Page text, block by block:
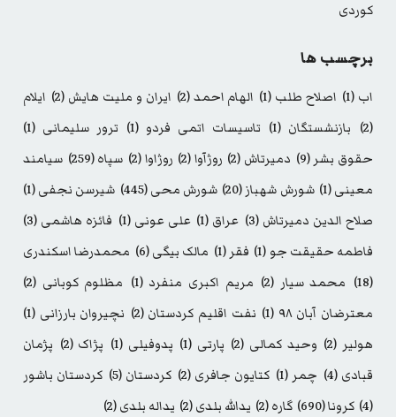
کوردی
برچسب ها
اب (1) اصلاح طلب (1) الهام احمد(2) ایران و ملیت هایش (2)
ایلام
(2)
بازنشستگان (1) تاسیسات اتمی فردو (1) ترور سلیمانی (1)
حقوق بشر (9) دمیرتاش (2) روژآوا(2) روژاوا(2) سپاه(259)
سیامند
معینی(1) شورش شهباز(20) شورش محی(445) شیرسن نجفی(1)
صلاح الدین دمیرتاش (3) عراق (1) علی عونی (1) فائزه هاشمی (3)
فاطمه حقیقت جو (1) فقر (1) مالک بیگی(6)
محمدرضا اسکندری
(18)
محمد سیار (2) مریم اکبری منفرد (1) مظلوم کوبانی (2)
معترضان آبان ۹۸
(1) نفت اقلیم کردستان (2) نچیروان بارزانی (1)
هولیر (2) وحید کمالی (2) پارتی (1) پدوفیلی (1) پژاک (2)
پژمان
قبادی (4) چمر (1) کتایون جافری (2) کردستان (5)
کردستان باشور
(4)
کرونا(690) گاره(2) یدالله بلدی(2) یداله بلدی(2)